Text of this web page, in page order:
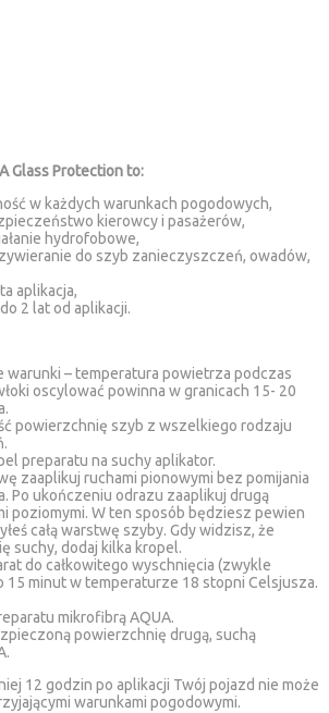
Glass Protection to:
w każdych warunkach pogodowych,
kierowcy i pasażerów,
hydrofobowe,
do szyb zanieczyszczeń, owadów,
aplikacja,
2 lat od aplikacji.
warunki – temperatura powietrza podczas
oscylować powinna w granicach 15- 20
powierzchnię szyb z wszelkiego rodzaju
preparatu na suchy aplikator.
zaaplikuj ruchami pionowymi bez pomijania
Po ukończeniu odrazu zaaplikuj drugą
poziomymi. W ten sposób będziesz pewien
całą warstwę szyby. Gdy widzisz, że
suchy, dodaj kilka kropel.
do całkowitego wyschnięcia (zwykle
15 minut w temperaturze 18 stopni Celsjusza.
mikrofibrą AQUA.
powierzchnię drugą, suchą
12 godzin po aplikacji Twój pojazd nie może
warunkami pogodowymi.